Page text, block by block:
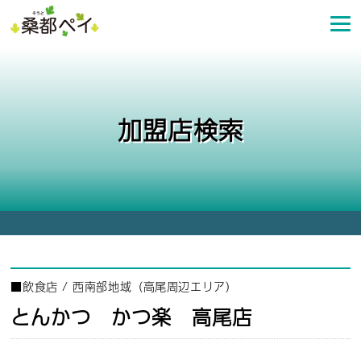
ン
プ
加盟店検索
■飲食店 /西南部地域（高尾周辺エリア）
とんかつ かつ楽 高尾店